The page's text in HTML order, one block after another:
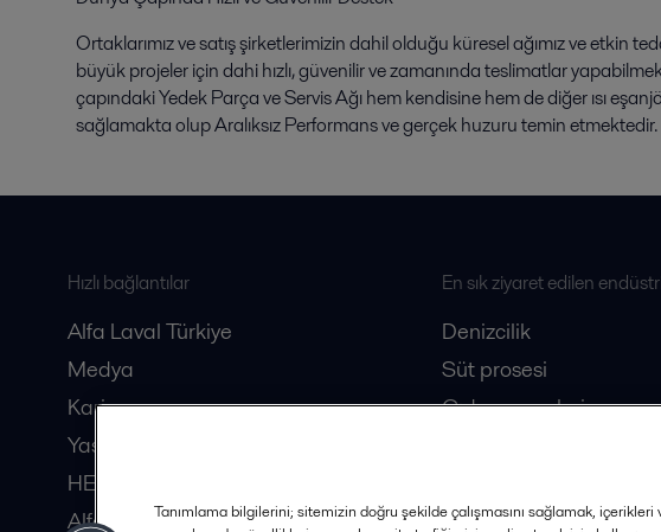
Ortaklarımız ve satış şirketlerimizin dahil olduğu küresel ağımız ve etkin
büyük projeler için dahi hızlı, güvenilir ve zamanında teslimatlar
çapındaki Yedek Parça ve Servis Ağı hem kendisine hem de diğer ısı
sağlamakta olup Aralıksız Performans ve gerçek huzuru temin etmektedir.
Hızlı bağlantılar
Alfa Laval Türkiye
Medya
Kariyer
Yasal
HERE Dergisi
Alfa Laval Distribütörleri
En sık ziyaret edilen
Denizcilik
Süt prosesi
Gıda prosesleri
Tanımlama bilgilerini; sitemizin doğru şekilde çalışmasını sağlamak,